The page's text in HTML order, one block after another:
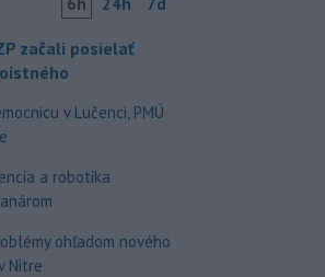
začali posielať
v Lučenci, PMÚ
a robotika
ohľadom nového
Nitre